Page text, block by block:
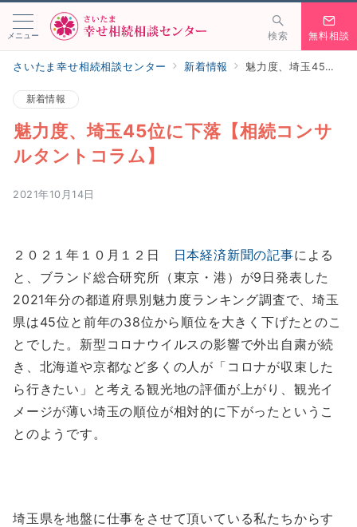
メニュー 検索 無料相談
さいたま幸せ相続相談センター 新着情報 魅力度、埼玉45位に下落【相続コンサルタントコラム】
新着情報
魅力度、埼玉45位に下落【相続コンサ
ルタントコラム】
2021年10月14日
２０２１年１０月１２日 日本経済新聞の記事による
と、ブランド総合研究所（東京・港）が9日発表した
2021年分の都道府県別魅力度ランキング調査で、埼玉
県は45位と前年の38位から順位を大きく下げたとのこ
とでした。新型コロナウイルスの影響で外出自粛が続
き、北海道や京都など多くの人が「コロナが収束した
ら行きたい」と考える観光地の評価が上がり、観光イ
メージが薄い埼玉の順位が相対的に下がったというこ
とのようです。
埼玉県を地盤に仕事をさせて頂いている私たちからす